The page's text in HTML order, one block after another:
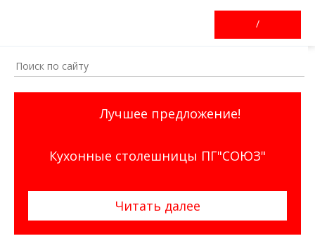
/
Лучшее предложение!
Кухонные столешницы ПГ"СОЮЗ"
Читать далее